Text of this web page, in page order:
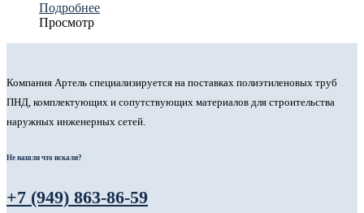
Подробнее
Просмотр
Компания Артель специализируется на поставках полиэтиленовых труб
ПНД, комплектующих и сопутствующих материалов для строительства
наружных инженерных сетей.
Не нашли что искали?
+7 (949) 863-86-59